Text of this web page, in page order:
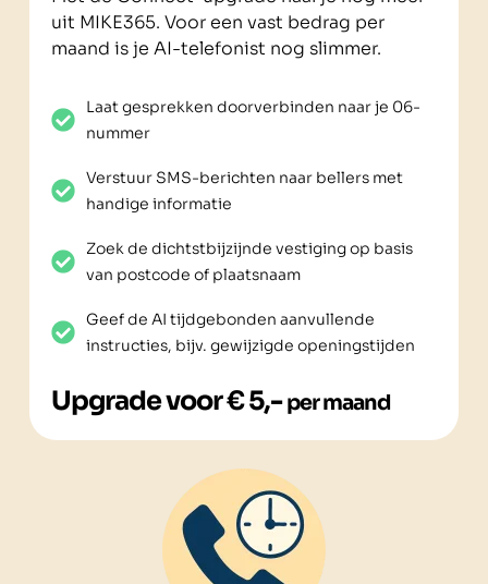
uit MIKE365. Voor een vast bedrag per
maand is je AI-telefonist nog slimmer.
Laat gesprekken doorverbinden naar je 06-
nummer
Verstuur SMS-berichten naar bellers met
handige informatie
Zoek de dichtstbijzijnde vestiging op basis
van postcode of plaatsnaam
Geef de AI tijdgebonden aanvullende
instructies, bijv. gewijzigde openingstijden
Upgrade voor € 5,-per maand